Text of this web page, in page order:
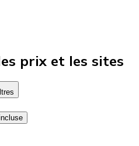
prix et les sites